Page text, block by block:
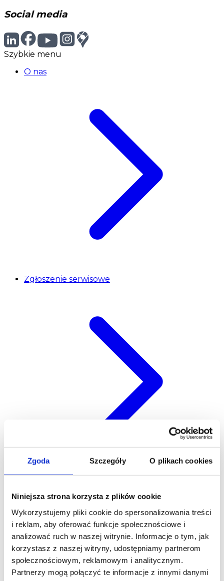
Zgoda Szczegóły O plikach cookies
Niniejsza strona korzysta z plików cookie
Wykorzystujemy pliki cookie do spersonalizowania treści
i reklam, aby oferować funkcje społecznościowe i
analizować ruch w naszej witrynie. Informacje o tym, jak
korzystasz z naszej witryny, udostępniamy partnerom
społecznościowym, reklamowym i analitycznym.
Partnerzy mogą połączyć te informacje z innymi danymi
Social media
Szybkie menu
O nas
Zgłoszenie serwisowe